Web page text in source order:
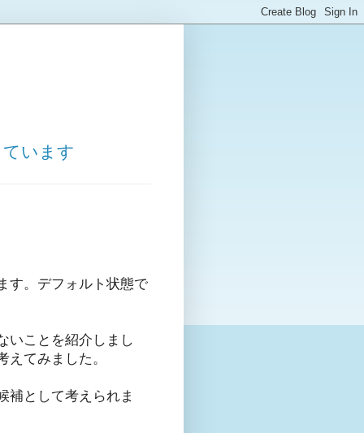
います
す。デフォルト状態で
いことを紹介しまし
てみました。
補として考えられま